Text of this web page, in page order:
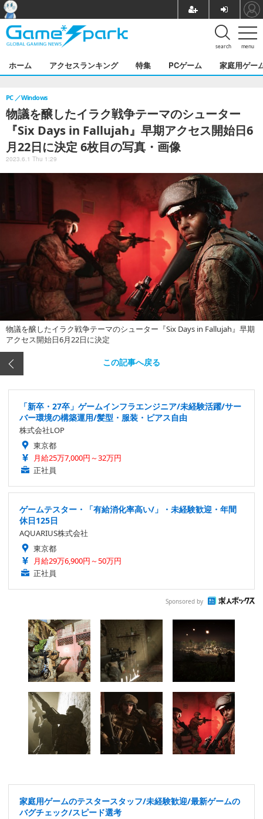
menu
search
ホーム アクセスランキング 特集 PCゲーム 家庭用ゲー
物議を醸したイラク戦争テーマのシューター
『Six Days in Fallujah』早期アクセス開始日6
月22日に決定 6枚目の写真・画像
PC Windows
2023.6.1 Thu 1:29
物議を醸したイラク戦争テーマのシューター『Six Days in Fallujah』早期
アクセス開始日6月22日に決定
この記事へ戻る
「新卒・27卒」ゲームインフラエンジニア/未経験活躍/サー
バー環境の構築運用/髪型・服装・ピアス自由
株式会社LOP
東京都
月給25万7,000円～32万円
正社員
ゲームテスター・「有給消化率高い/」・未経験歓迎・年間
休日125日
AQUARIUS株式会社
東京都
月給29万6,900円～50万円
正社員
Sponsored by
家庭用ゲームのテスタースタッフ/未経験歓迎/最新ゲームの
バグチェック/スピード選考